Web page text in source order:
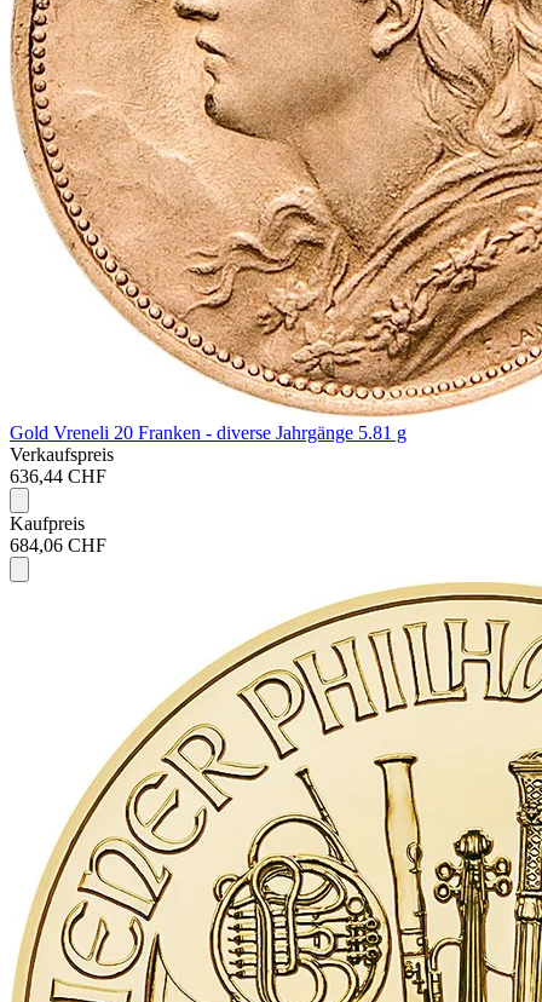
Gold Vreneli 20 Franken - diverse Jahrgänge 5.81 g
Verkaufspreis
636,44 CHF
Kaufpreis
684,06 CHF